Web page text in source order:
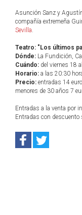
Asunción Sanz y
compañía extremeña
Sevilla.
Teatro: "Los últimos
Dónde: La Fundición,
Cuándo: del viernes 18
Horario: a las 20:30
Precio: entradas 14
menores de 30 años 7
Entradas a la venta por
Entradas con descuento